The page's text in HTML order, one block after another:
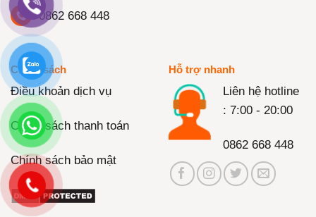
0862 668 448
Chính sách
Điều khoản dịch vụ
Chính sách thanh toán
Chính sách bảo mật
Hỗ trợ nhanh
Liên hệ hotline
: 7:00 - 20:00
0862 668 448